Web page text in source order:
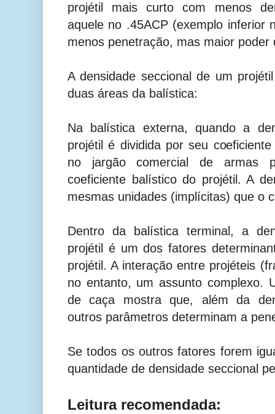
projétil mais curto com menos
aquele no .45ACP (exemplo inferior
menos penetração, mas maior poder
A densidade seccional de um
duas áreas da balística:
Na balística externa, quando a
projétil é dividida por seu
no jargão comercial de armas
coeficiente balístico do projétil. A
mesmas unidades (implícitas) que o
Dentro da balística terminal, a
projétil é um dos fatores
projétil. A interação entre projéteis
no entanto, um assunto complexo.
de caça mostra que, além da
outros parâmetros determinam a
Se todos os outros fatores forem
quantidade de densidade seccional
Leitura recomendada: